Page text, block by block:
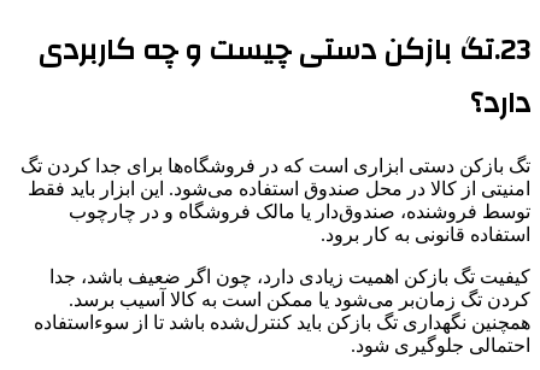
23.تگ بازکن دستی چیست و چه کاربردی
دارد؟
تگ بازکن دستی ابزاری است که در فروشگاه‌ها برای جدا کردن تگ
امنیتی از کالا در محل صندوق استفاده می‌شود. این ابزار باید فقط
توسط فروشنده، صندوق‌دار یا مالک فروشگاه و در چارچوب
استفاده قانونی به کار برود.
کیفیت تگ بازکن اهمیت زیادی دارد، چون اگر ضعیف باشد، جدا
کردن تگ زمان‌بر می‌شود یا ممکن است به کالا آسیب برسد.
همچنین نگهداری تگ بازکن باید کنترل‌شده باشد تا از سوءاستفاده
احتمالی جلوگیری شود.